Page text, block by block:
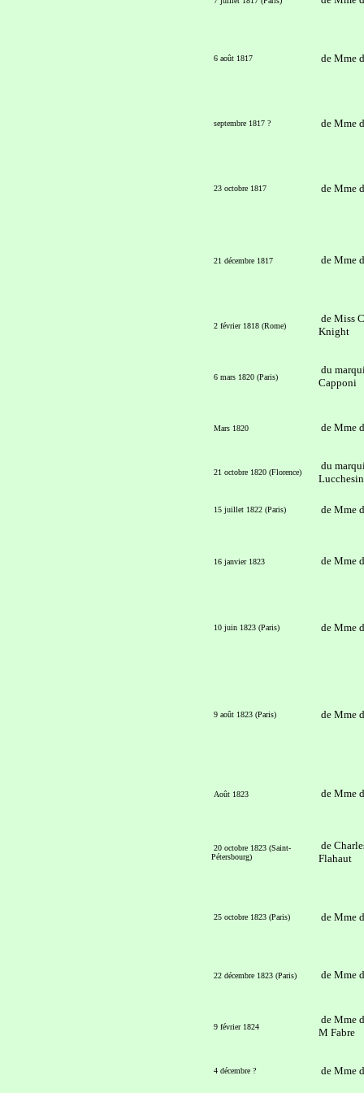
6 août 1817 de Mme
septembre 1817 ? de Mme
23 octobre 1817 de Mme
21 décembre 1817 de Mme
2 février 1818 (Rome)
de Miss
Knight
6 mars 1820 (Paris)
du
Capponi
Mars 1820 de Mme
21 octobre 1820 (Florence)
du
15 juillet 1822 (Paris) de Mme
16 janvier 1823 de Mme
10 juin 1823 (Paris) de Mme
9 août 1823 (Paris) de Mme
Août 1823 de Mme
20 octobre 1823 (Saint-
Pétersbourg)
de
Flahaut
25 octobre 1823 (Paris) de Mme
22 décembre 1823 (Paris) de Mme
9 février 1824
de Mme
M Fabre
4 décembre ? de Mme